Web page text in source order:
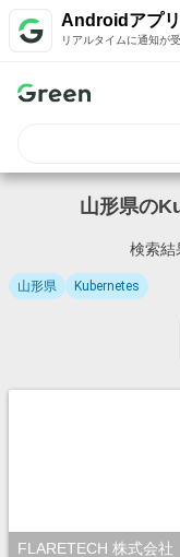
Androidアプリ
リアルタイムに通知が
山形県の
検索結
山形県 Kubernetes
FLARETECH 株式会社